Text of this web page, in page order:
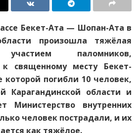
Бекет-Ата — Шопан-Ата в
произошла тяжёлая
паломников,
к священному месту Бекет-
которой погибли 10 человек,
Карагандинской области и
Министерство внутренних
человек пострадали, и их
как тяжёлое.